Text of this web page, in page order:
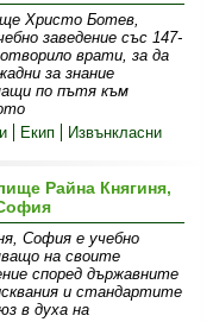
Христо Ботев,
заведение със 147-
врати, за да
за знание
по пътя към
Екип
Извънкласни
Райна Княгиня,
София е учебно
на своите
според държавните
и стандартите
в духа на